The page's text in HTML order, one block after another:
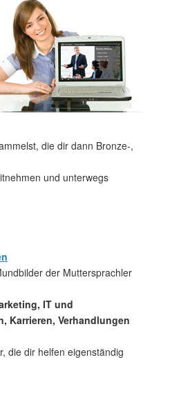
die dir dann Bronze-,
und unterwegs
der Muttersprachler
IT und
Karrieren, Verhandlungen
die dir helfen eigenständig